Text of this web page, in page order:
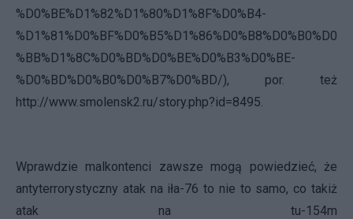
%D0%BE%D1%82%D1%80%D1%8F%D0%B4-
%D1%81%D0%BF%D0%B5%D1%86%D0%B8%D0%B0%D0
%BB%D1%8C%D0%BD%D0%BE%D0%B3%D0%BE-
%D0%BD%D0%B0%D0%B7%D0%BD/), por. też
http://www.smolensk2.ru/story.php?id=8495
Wprawdzie malkontenci zawsze mogą powiedzieć, że
antyterrorystyczny atak na iła-76 to nie to samo, co takiż
atak na tu-154m